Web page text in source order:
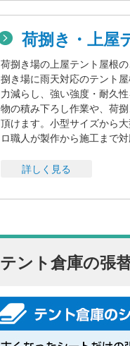
荷捌き・上屋
荷捌き場の上屋テント屋根
捌き場に雨天対応のテント
力減らし、強い強度・耐久
物の積み下ろし作業や、荷
頂けます。小型サイズから
ロ職人が製作から施工まで対
詳しく見る
テント倉庫の張